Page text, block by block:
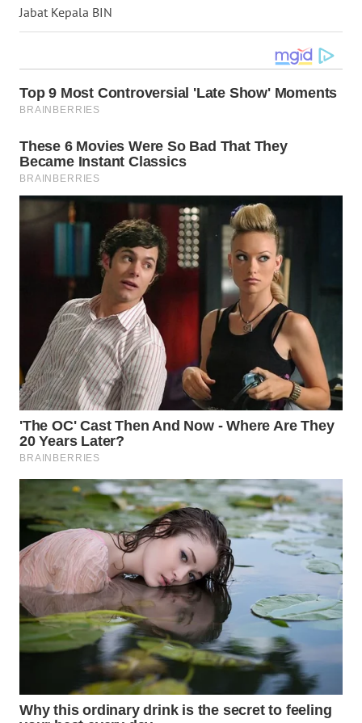
Jabat Kepala BIN
WN
NUSANTARA
JOGJA
WN
JATIM
WN
BALI
KALBAR
WN
KALTENG
WN
KALTARA
WN
KALSEL
WN
KALTIM
WN
SULSEL
WN
GORONTALO
SULUT